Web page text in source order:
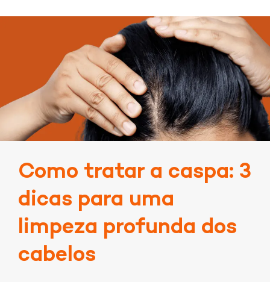
Como tratar a caspa: 3
dicas para uma
limpeza profunda dos
cabelos